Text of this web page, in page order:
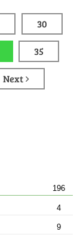
30
35
Next
196
4
9